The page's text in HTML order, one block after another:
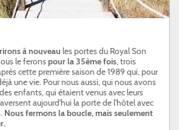
à nouveau les portes du Royal Son
le feronspour la 35ème fois, trois
cette première saison de 1989 qui, pour
une vie. Pour nous aussi, qui nous avons
enfants, qui étaient venus avec leurs
aujourd'hui la porte de l'hôtel avec
Nous fermons la boucle, mais seulement